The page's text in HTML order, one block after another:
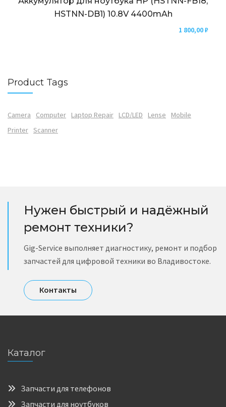
HSTNN-DB1) 10.8V 4400mAh
1 800,00₽
Product Tags
Camera Computer Laptop Repair LCD/LED Lense
Mobile
Printer Scanner
Нужен быстрый и надёжный
ремонт техники?
Gig-Service выполняет диагностику, ремонт и подбор
запчастей для цифровой техники во Владивостоке.
Контакты
Каталог
Запчасти для телефонов
Запчасти для ноутбуков